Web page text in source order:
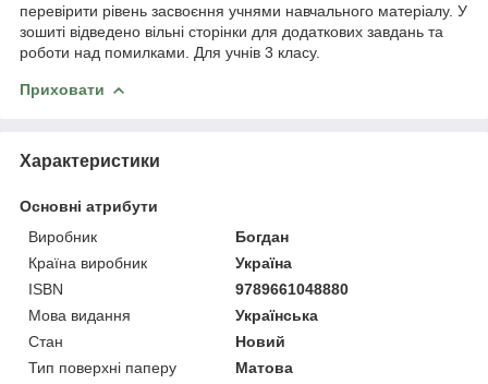
перевірити рівень засвоєння учнями навчального матеріалу. У
зошиті відведено вільні сторінки для додаткових завдань та
роботи над помилками. Для учнів 3 класу.
Приховати
Характеристики
Основні атрибути
Виробник
Богдан
Країна виробник
Україна
ISBN
9789661048880
Мова видання
Українська
Стан
Новий
Тип поверхні паперу
Матова